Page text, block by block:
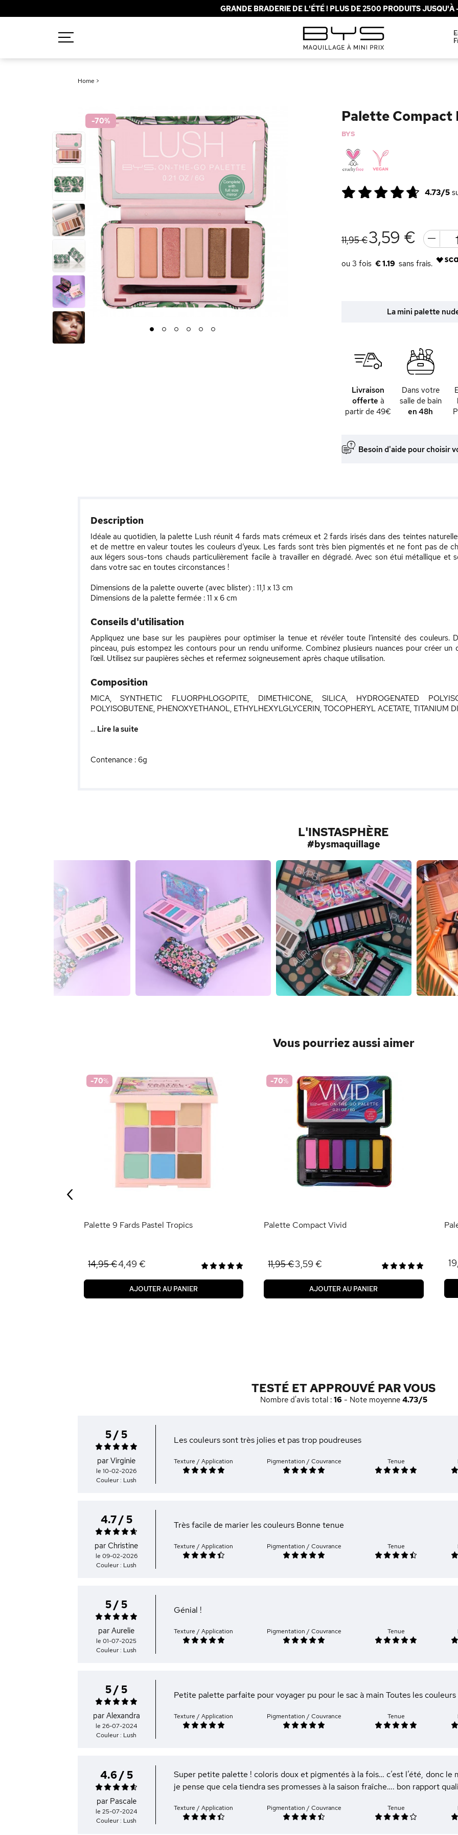
GRANDE BRADERIE DE L'ÉTÉ ! PLUS DE 2500 PRODUITS JUSQU'À
Home >
-70%
1 2 3 4 5 6
Palette Compact
BYS
4.73/5
11,95 €3,59 €
€ 1.19
La mini palette
Livraison
offerte à
partir de 49€
Dans votre
salle de bain
en 48h
Besoin d'aide pour choisir
Description
Idéale au quotidien, la palette Lush réunit 4 fards mats crémeux et 2 fards irisés dans des teintes
et de mettre en valeur toutes les couleurs d’yeux. Les fards sont très bien pigmentés et ne font pas de
aux légers sous-tons chauds particulièrement facile à travailler en dégradé. Avec son étui métallique et
dans votre sac en toutes circonstances !
Dimensions de la palette ouverte (avec blister) : 11,1 x 13 cm
Dimensions de la palette fermée : 11 x 6 cm
Conseils d'utilisation
Appliquez une base sur les paupières pour optimiser la tenue et révéler toute l’intensité des couleurs.
pinceau, puis estompez les contours pour un rendu uniforme. Combinez plusieurs nuances pour créer
l’œil. Utilisez sur paupières sèches et refermez soigneusement après chaque utilisation.
Composition
MICA, SYNTHETIC FLUORPHLOGOPITE, DIMETHICONE, SILICA, HYDROGENATED
POLYISOBUTENE, PHENOXYETHANOL, ETHYLHEXYLGLYCERIN, TOCOPHERYL ACETATE, TITANIUM
... Lire la suite
Contenance : 6g
L'INSTASPHÈRE
#bysmaquillage
Vous pourriez aussi aimer
-70%
Palette 9 Fards Pastel Tropics
14,95 €4,49 €
AJOUTER AU PANIER
-70%
Palette Compact Vivid
11,95 €3,59 €
AJOUTER AU PANIER
‹
TESTÉ ET APPROUVÉ PAR VOUS
Nombre d'avis total : 16- Note moyenne 4.73/5
5 / 5
par Virginie
le 10-02-2026
Couleur : Lush
Les couleurs sont très jolies et pas trop poudreuses
Texture / Application Pigmentation / Couvrance Tenue
4.7 / 5
par Christine
le 09-02-2026
Couleur : Lush
Très facile de marier les couleurs Bonne tenue
Texture / Application Pigmentation / Couvrance Tenue
5 / 5
par Aurelie
le 01-07-2025
Couleur : Lush
Génial !
Texture / Application Pigmentation / Couvrance Tenue
5 / 5
par Alexandra
le 26-07-2024
Couleur : Lush
Petite palette parfaite pour voyager pu pour le sac à main Toutes les
Texture / Application Pigmentation / Couvrance Tenue
4.6 / 5
par Pascale
le 25-07-2024
Couleur : Lush
Super petite palette ! coloris doux et pigmentés à la fois… c’est l’été, donc le
je pense que cela tiendra ses promesses à la saison fraîche…. bon rapport
Texture / Application Pigmentation / Couvrance Tenue
Palette
Solaire
Brumes
Blush
Rouge à Lèvres